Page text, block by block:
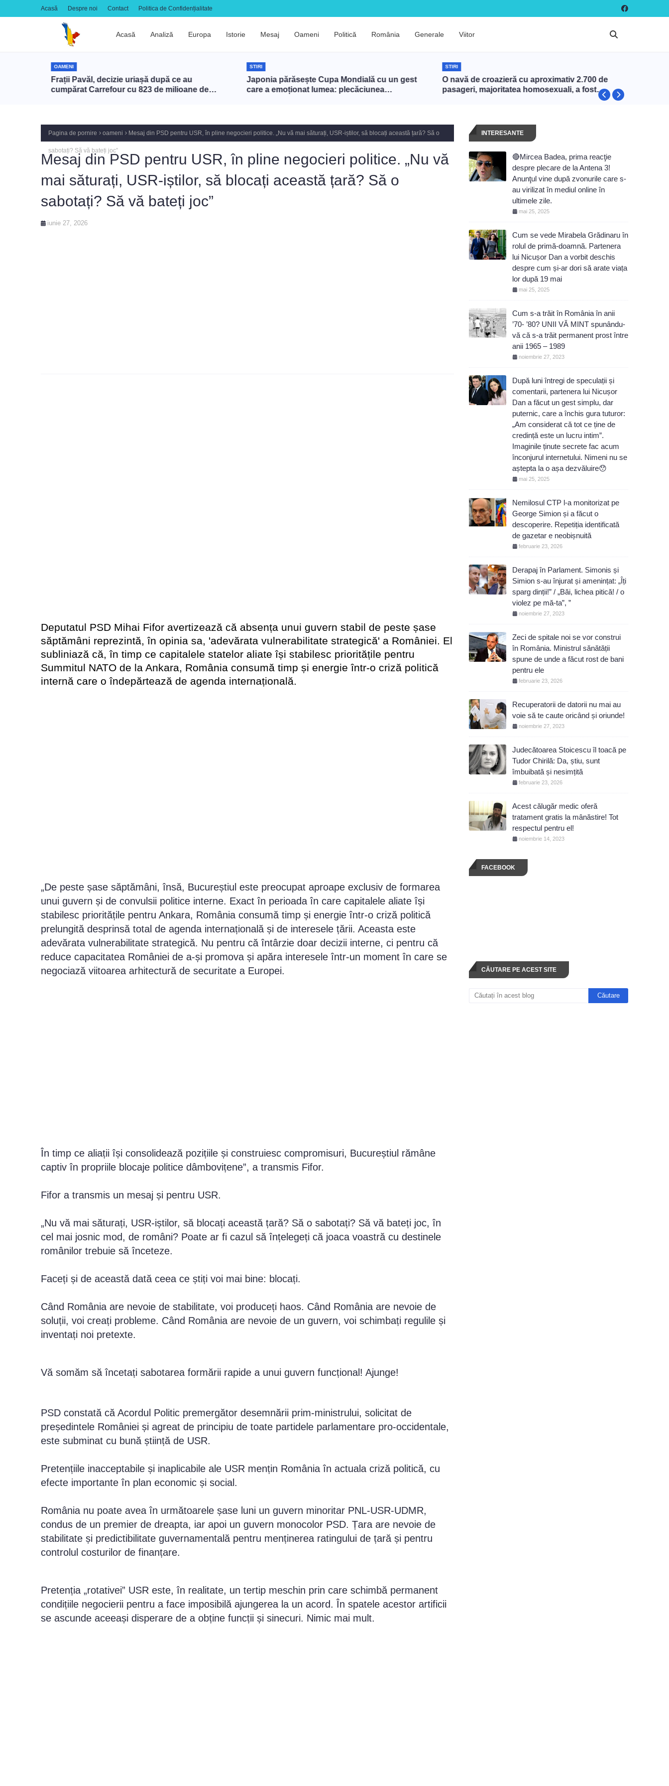
Acasă Despre noi Contact Politica de Confidențialitate
Acasă Analiză Europa Istorie Mesaj Oameni Politică România Generale Viitor
OAMENI
Frații Pavăl, decizie uriașă după ce au
cumpărat Carrefour cu 823 de milioane de
STIRI
Japonia părăsește Cupa Mondială cu un gest
care a emoționat lumea: plecăciunea
STIRI
O navă de croazieră cu aproximativ 2.700 de
pasageri, majoritatea homosexuali, a fost
Pagina de pornire oameni Mesaj din PSD pentru USR, în pline negocieri politice. „Nu vă mai săturați, USR-iștilor, să blocați această țară? Să o
sabotați? Să vă bateți joc”
Mesaj din PSD pentru USR, în pline negocieri politice. „Nu vă
mai săturați, USR-iștilor, să blocați această țară? Să o
sabotați? Să vă bateți joc”
iunie 27, 2026
Deputatul PSD Mihai Fifor avertizează că absența unui guvern stabil de peste șase
săptămâni reprezintă, în opinia sa, 'adevărata vulnerabilitate strategică' a României. El
subliniază că, în timp ce capitalele statelor aliate își stabilesc prioritățile pentru
Summitul NATO de la Ankara, România consumă timp și energie într-o criză politică
internă care o îndepărtează de agenda internațională.
„De peste șase săptămâni, însă, Bucureștiul este preocupat aproape exclusiv de formarea
unui guvern și de convulsii politice interne. Exact în perioada în care capitalele aliate își
stabilesc prioritățile pentru Ankara, România consumă timp și energie într-o criză politică
prelungită desprinsă total de agenda internațională și de interesele țării. Aceasta este
adevărata vulnerabilitate strategică. Nu pentru că întârzie doar decizii interne, ci pentru că
reduce capacitatea României de a-și promova și apăra interesele într-un moment în care se
negociază viitoarea arhitectură de securitate a Europei.
În timp ce aliații își consolidează pozițiile și construiesc compromisuri, Bucureștiul rămâne
captiv în propriile blocaje politice dâmbovițene”, a transmis Fifor.
Fifor a transmis un mesaj și pentru USR.
„Nu vă mai săturați, USR-iștilor, să blocați această țară? Să o sabotați? Să vă bateți joc, în
cel mai josnic mod, de români? Poate ar fi cazul să înțelegeți că joaca voastră cu destinele
românilor trebuie să înceteze.
Faceți și de această dată ceea ce știți voi mai bine: blocați.
Când România are nevoie de stabilitate, voi produceți haos. Când România are nevoie de
soluții, voi creați probleme. Când România are nevoie de un guvern, voi schimbați regulile și
inventați noi pretexte.
Vă somăm să încetați sabotarea formării rapide a unui guvern funcțional! Ajunge!
PSD constată că Acordul Politic premergător desemnării prim-ministrului, solicitat de
președintele României și agreat de principiu de toate partidele parlamentare pro-occidentale,
este subminat cu bună știință de USR.
Pretențiile inacceptabile și inaplicabile ale USR mențin România în actuala criză politică, cu
efecte importante în plan economic și social.
România nu poate avea în următoarele șase luni un guvern minoritar PNL-USR-UDMR,
condus de un premier de dreapta, iar apoi un guvern monocolor PSD. Țara are nevoie de
stabilitate și predictibilitate guvernamentală pentru menținerea ratingului de țară și pentru
controlul costurilor de finanțare.
Pretenția „rotativei” USR este, în realitate, un tertip meschin prin care schimbă permanent
condițiile negocierii pentru a face imposibilă ajungerea la un acord. În spatele acestor artificii
se ascunde aceeași disperare de a obține funcții și sinecuri. Nimic mai mult.
INTERESANTE
🔴Mircea Badea, prima reacţie
despre plecare de la Antena 3!
Anunţul vine după zvonurile care s-
au virilizat în mediul online în
ultimele zile.
mai 25, 2025
Cum se vede Mirabela Grădinaru în
rolul de primă-doamnă. Partenera
lui Nicușor Dan a vorbit deschis
despre cum și-ar dori să arate viața
lor după 19 mai
mai 25, 2025
Cum s-a trăit în România în anii
’70- ’80? UNII VĂ MINT spunându-
vă că s-a trăit permanent prost între
anii 1965 – 1989
noiembrie 27, 2023
După luni întregi de speculații și
comentarii, partenera lui Nicușor
Dan a făcut un gest simplu, dar
puternic, care a închis gura tuturor:
„Am considerat că tot ce ține de
credință este un lucru intim”.
Imaginile ținute secrete fac acum
înconjurul internetului. Nimeni nu se
aștepta la o așa dezvăluire😯
mai 25, 2025
Nemilosul CTP l-a monitorizat pe
George Simion și a făcut o
descoperire. Repetiția identificată
de gazetar e neobișnuită
februarie 23, 2026
Derapaj în Parlament. Simonis și
Simion s-au înjurat și amenințat: „Îți
sparg dinții!” / „Băi, lichea pitică! / o
violez pe mă-ta”, ”
noiembrie 27, 2023
Zeci de spitale noi se vor construi
în România. Ministrul sănătății
spune de unde a făcut rost de bani
pentru ele
februarie 23, 2026
Recuperatorii de datorii nu mai au
voie să te caute oricând și oriunde!
noiembrie 27, 2023
Judecătoarea Stoicescu îl toacă pe
Tudor Chirilă: Da, știu, sunt
îmbuibată și nesimțită
februarie 23, 2026
Acest călugăr medic oferă
tratament gratis la mânăstire! Tot
respectul pentru el!
noiembrie 14, 2023
FACEBOOK
CĂUTARE PE ACEST SITE